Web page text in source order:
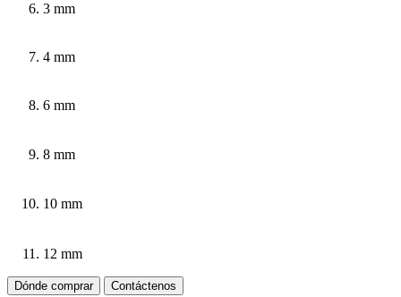
3 mm
4 mm
6 mm
8 mm
10 mm
12 mm
Dónde comprar Contáctenos